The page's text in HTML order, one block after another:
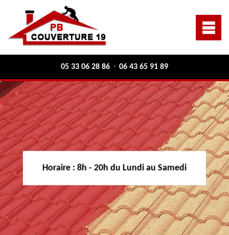
05 33 06 28 86 - 06 43 65 91 89
Horaire : 8h - 20h du Lundi au Samedi